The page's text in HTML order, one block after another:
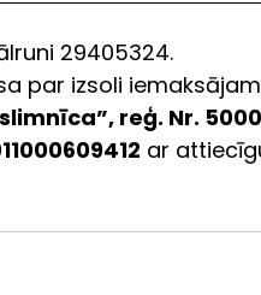
29405324.
par izsoli
reģ. Nr.
ar